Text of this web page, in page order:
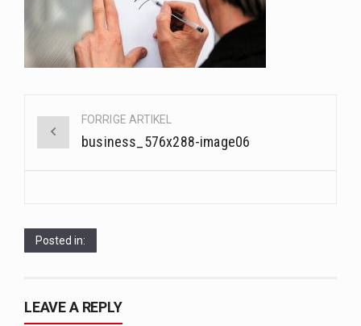
navigationFORRIGE ARTIKEL
business_576x288-image06
Posted in:
LEAVE A REPLY